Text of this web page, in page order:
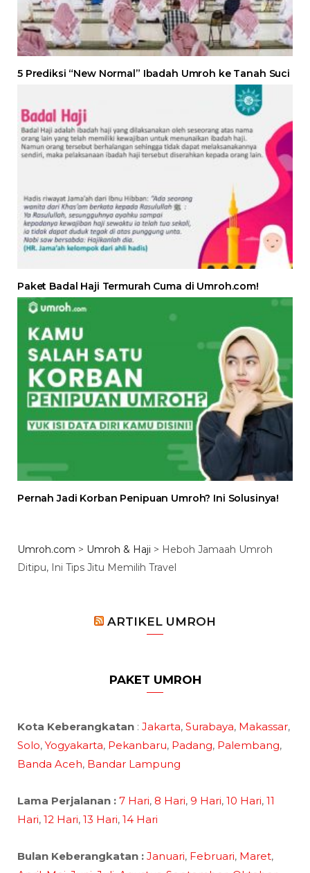
5 Prediksi “New Normal” Ibadah Umroh ke Tanah Suci
Paket Badal Haji Termurah Cuma di Umroh.com!
Pernah Jadi Korban Penipuan Umroh? Ini Solusinya!
Umroh.com > Umroh & Haji > Heboh Jamaah Umroh
Ditipu, Ini Tips Jitu Memilih Travel
ARTIKEL UMROH
PAKET UMROH
Kota Keberangkatan : Jakarta, Surabaya, Makassar,
Solo, Yogyakarta, Pekanbaru, Padang, Palembang,
Banda Aceh, Bandar Lampung
Lama Perjalanan : 7 Hari, 8 Hari, 9 Hari, 10 Hari, 11
Hari, 12 Hari, 13 Hari, 14 Hari
Bulan Keberangkatan : Januari, Februari, Maret,